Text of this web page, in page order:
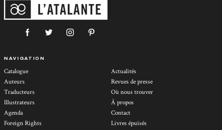
NAVIGATION
Catalogue
Auteurs
Traducteurs
Illustrateurs
Agenda
Foreign Rights
Actualités
Revues de presse
Où nous trouver
À propos
Contact
Livres épuisés